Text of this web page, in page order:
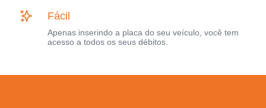
Fácil
Apenas inserindo a placa do seu veículo, você tem
acesso a todos os seus débitos.